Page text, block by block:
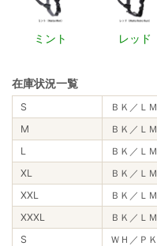
ミント レッド
在庫状況一覧
S ＢＫ／ＬＭ
M
ＢＫ／ＬＭ
L
ＢＫ／ＬＭ
XL
ＢＫ／ＬＭ
XXL
ＢＫ／ＬＭ
XXXL
ＢＫ／ＬＭ
S
ＷＨ／ＰＫ